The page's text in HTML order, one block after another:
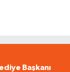
Başkanı